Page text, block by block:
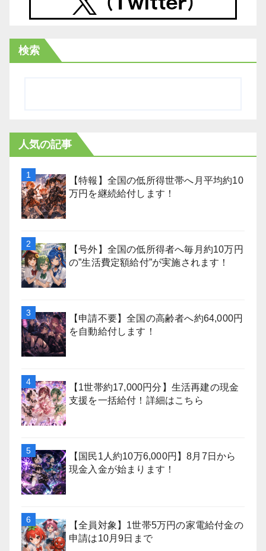
検索
人気の記事
【特報】全国の低所得世帯へ月平均約10
万円を継続給付します！
【号外】全国の低所得者へ毎月約10万円
の”生活費定額給付”が実施されます！
【申請不要】全国の高齢者へ約64,000円
を自動給付します！
【1世帯約17,000円分】生活再建の現金
支援を一括給付！詳細はこちら
【国民1人約10万6,000円】8月7日から
現金入金が始まります！
【全員対象】1世帯5万円の家電給付金の
申請は10月9日まで